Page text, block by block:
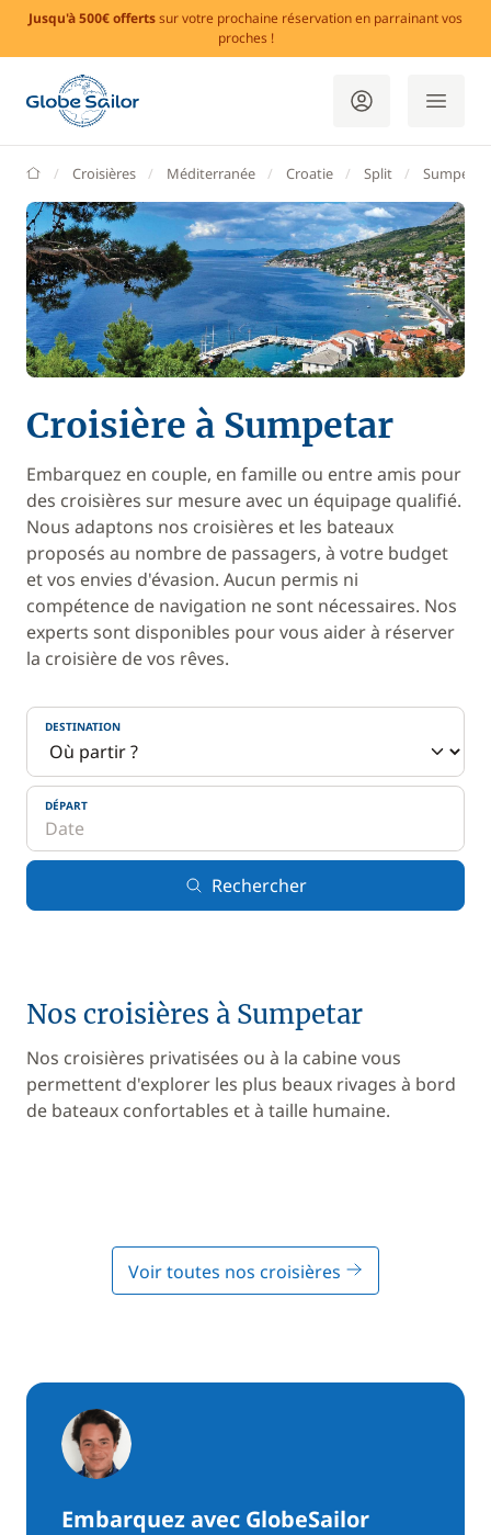
Jusqu'à 500€ offertssur votre prochaine réservation en parrainant vos
proches !
GlobeSailor
Croisières Méditerranée Croatie Split Sumpetar
Croisière à Sumpetar
Embarquez en couple, en famille ou entre amis pour
des croisières sur mesure avec un équipage qualifié.
Nous adaptons nos croisières et les bateaux
proposés au nombre de passagers, à votre budget
et vos envies d'évasion. Aucun permis ni
compétence de navigation ne sont nécessaires. Nos
experts sont disponibles pour vous aider à réserver
la croisière de vos rêves.
DESTINATION
DÉPART
Rechercher
Nos croisières à Sumpetar
Nos croisières privatisées ou à la cabine vous
permettent d'explorer les plus beaux rivages à bord
de bateaux confortables et à taille humaine.
Voir toutes nos croisières
Embarquez avec GlobeSailor